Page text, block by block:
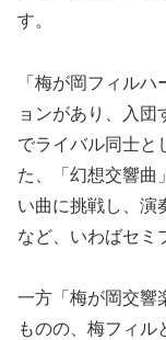
す。
「梅が岡フィル
ョンがあり、入
でライバル同士と
た、「幻想交響曲
い曲に挑戦し、演
など、いわばセミ
一方「梅が岡交響
ものの、梅フィル